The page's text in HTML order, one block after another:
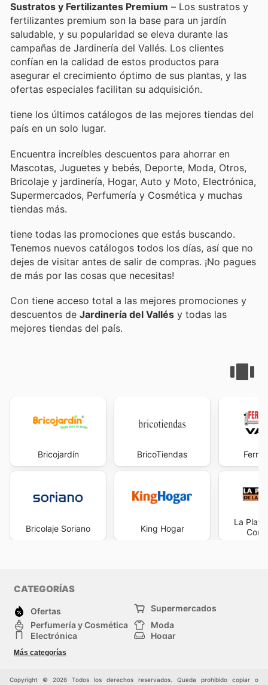
Sustratos y Fertilizantes Premium – Los sustratos y
fertilizantes premium son la base para un jardín
saludable, y su popularidad se eleva durante las
campañas de Jardinería del Vallés. Los clientes
confían en la calidad de estos productos para
asegurar el crecimiento óptimo de sus plantas, y las
ofertas especiales facilitan su adquisición.
tiene los últimos catálogos de las mejores tiendas del
país en un solo lugar.
Encuentra increíbles descuentos para ahorrar en
Mascotas, Juguetes y bebés, Deporte, Moda, Otros,
Bricolaje y jardinería, Hogar, Auto y Moto, Electrónica,
Supermercados, Perfumería y Cosmética y muchas
tiendas más.
tiene todas las promociones que estás buscando.
Tenemos nuevos catálogos todos los días, así que no
dejes de visitar antes de salir de compras. ¡No pagues
de más por las cosas que necesitas!
Con tiene acceso total a las mejores promociones y
descuentos de Jardinería del Vallés y todas las
mejores tiendas del país.
Bricojardín
Bricolaje Soriano
BricoTiendas
King Hogar
La
CATEGORÍAS
Ofertas
Supermercados
Perfumería y Cosmética
Moda
Electrónica
Hogar
Deporte
Juguetes y bebés
Más categorías
Copyright © 2026 Todos los derechos reservados. Queda prohibido copiar o